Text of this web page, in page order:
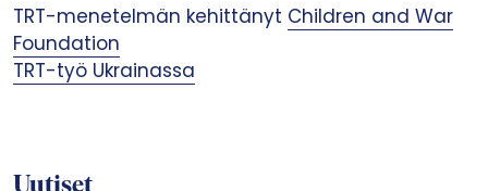
TRT-menetelmän kehittänyt Children and War
Foundation
TRT-työ Ukrainassa